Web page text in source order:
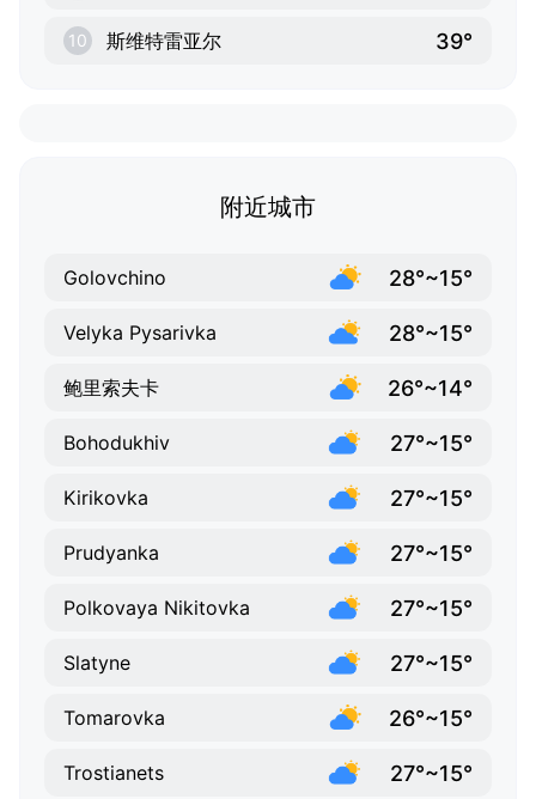
10 斯维特雷亚尔 39°
附近城市
Golovchino 28°~15°
Velyka Pysarivka 28°~15°
鲍里索夫卡 26°~14°
Bohodukhiv 27°~15°
Kirikovka 27°~15°
Prudyanka 27°~15°
Polkovaya Nikitovka 27°~15°
Slatyne 27°~15°
Tomarovka 26°~15°
Trostianets 27°~15°